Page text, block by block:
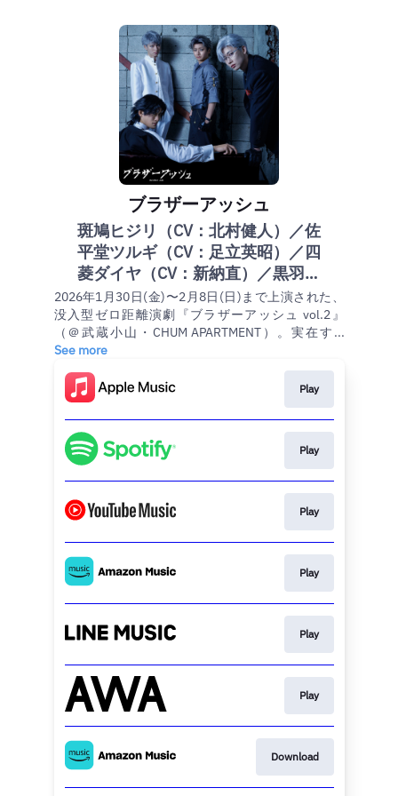
ブラザーアッシュ
斑鳩ヒジリ（CV：北村健人）／佐
平堂ツルギ（CV：足立英昭）／四
菱ダイヤ（CV：新納直）／黒羽ミ
ツバ（CV：Kaito）
2026年1月30日(金)〜2月8日(日)まで上演された、
没入型ゼロ距離演劇『ブラザーアッシュ vol.2』
（＠武蔵小山・CHUM APARTMENT）。実在す...
See more
Play
Play
Play
Play
Play
Play
Download